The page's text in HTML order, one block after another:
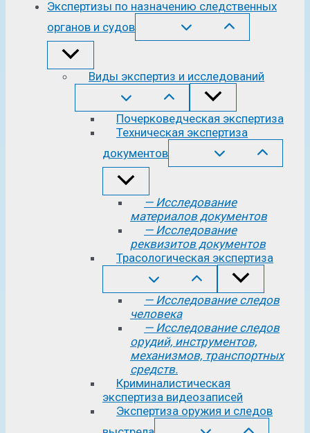
Экспертизы по назначению следственных
органов и судов
Виды экспертиз и исследований
Почерковедческая экспертиза
Техническая экспертиза
документов
— Исследование
материалов документов
— Исследование
реквизитов документов
Трасологическая экспертиза
— Исследование следов
человека
— Исследование следов
орудий, инструментов,
механизмов, транспортных
средств.
Криминалистическая
экспертиза видеозаписей
Экспертиза оружия и следов